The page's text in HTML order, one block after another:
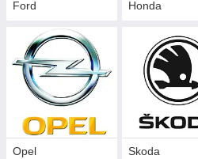
Ford Honda
Opel Skoda